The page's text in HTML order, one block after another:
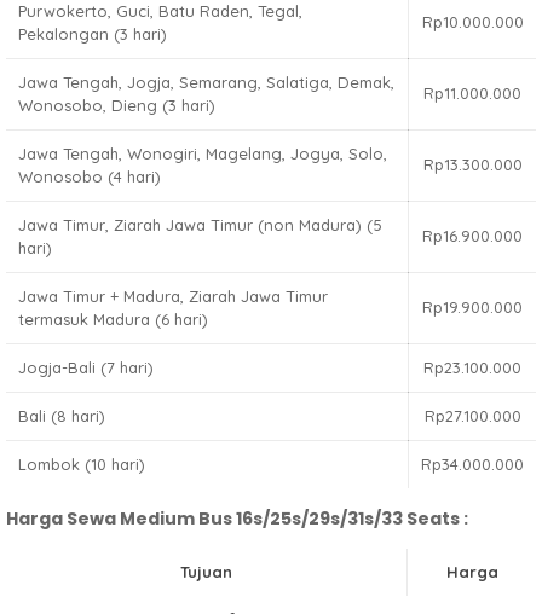
Purwokerto, Guci, Batu Raden, Tegal,
Pekalongan (3 hari)
Rp10.000.000
Jawa Tengah, Jogja, Semarang, Salatiga, Demak,
Wonosobo, Dieng (3 hari)
Rp11.000.000
Jawa Tengah, Wonogiri, Magelang, Jogya, Solo,
Wonosobo (4 hari)
Rp13.300.000
Jawa Timur, Ziarah Jawa Timur (non Madura) (5
hari)
Rp16.900.000
Jawa Timur + Madura, Ziarah Jawa Timur
termasuk Madura (6 hari)
Rp19.900.000
Jogja-Bali (7 hari) Rp23.100.000
Bali (8 hari) Rp27.100.000
Lombok (10 hari) Rp34.000.000
Harga Sewa Medium Bus 16s/25s/29s/31s/33 Seats :
Tujuan Harga